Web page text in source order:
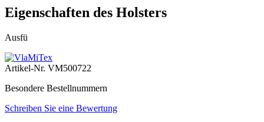
Eigenschaften des Holsters
Ausfü
Artikel-Nr. VM500722
Besondere Bestellnummern
Schreiben Sie eine Bewertung